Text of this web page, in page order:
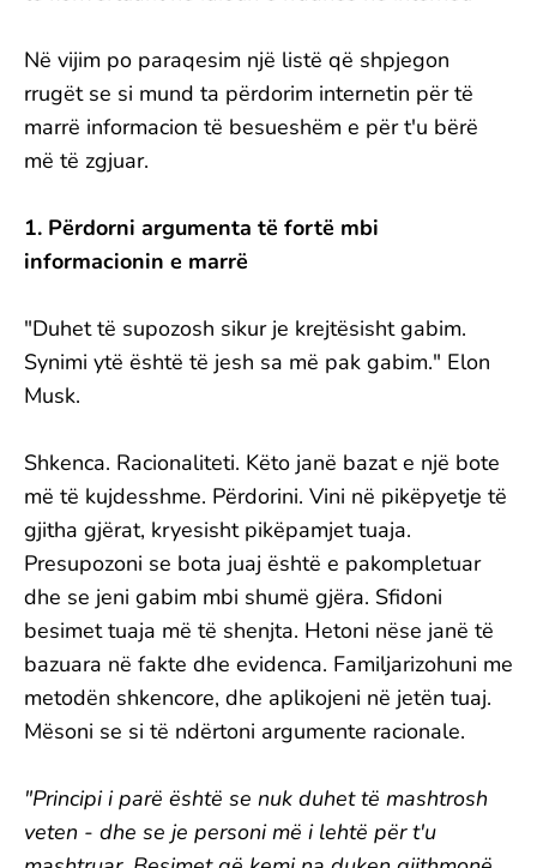
Në vijim po paraqesim një listë që shpjegon
rrugët se si mund ta përdorim internetin për të
marrë informacion të besueshëm e për t'u bërë
më të zgjuar.
1. Përdorni argumenta të fortë mbi
informacionin e marrë
"Duhet të supozosh sikur je krejtësisht gabim.
Synimi ytë është të jesh sa më pak gabim." Elon
Musk.
Shkenca. Racionaliteti. Këto janë bazat e një bote
më të kujdesshme. Përdorini. Vini në pikëpyetje të
gjitha gjërat, kryesisht pikëpamjet tuaja.
Presupozoni se bota juaj është e pakompletuar
dhe se jeni gabim mbi shumë gjëra. Sfidoni
besimet tuaja më të shenjta. Hetoni nëse janë të
bazuara në fakte dhe evidenca. Familjarizohuni me
metodën shkencore, dhe aplikojeni në jetën tuaj.
Mësoni se si të ndërtoni argumente racionale.
"Principi i parë është se nuk duhet të mashtrosh
veten - dhe se je personi më i lehtë për t'u